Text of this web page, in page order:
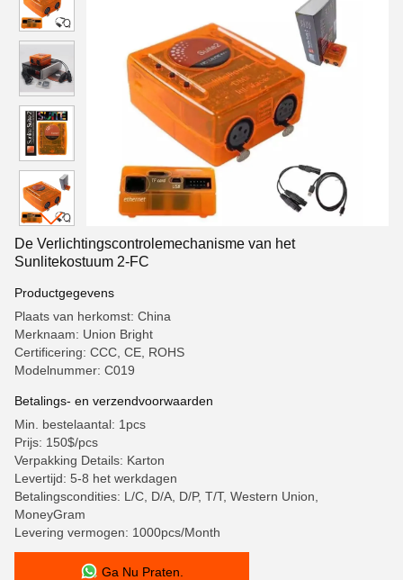
De Verlichtingscontrolemechanisme van het
Sunlitekostuum 2-FC
Productgegevens
Plaats van herkomst: China
Merknaam: Union Bright
Certificering: CCC, CE, ROHS
Modelnummer: C019
Betalings- en verzendvoorwaarden
Min. bestelaantal: 1pcs
Prijs: 150$/pcs
Verpakking Details: Karton
Levertijd: 5-8 het werkdagen
Betalingscondities: L/C, D/A, D/P, T/T, Western Union,
MoneyGram
Levering vermogen: 1000pcs/Month
Ga Nu Praten.